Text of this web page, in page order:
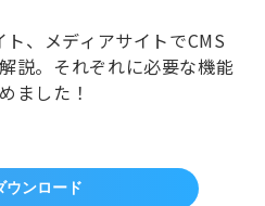
、メディアサイトでCMS
説。それぞれに必要な機能
ました！
ウンロード